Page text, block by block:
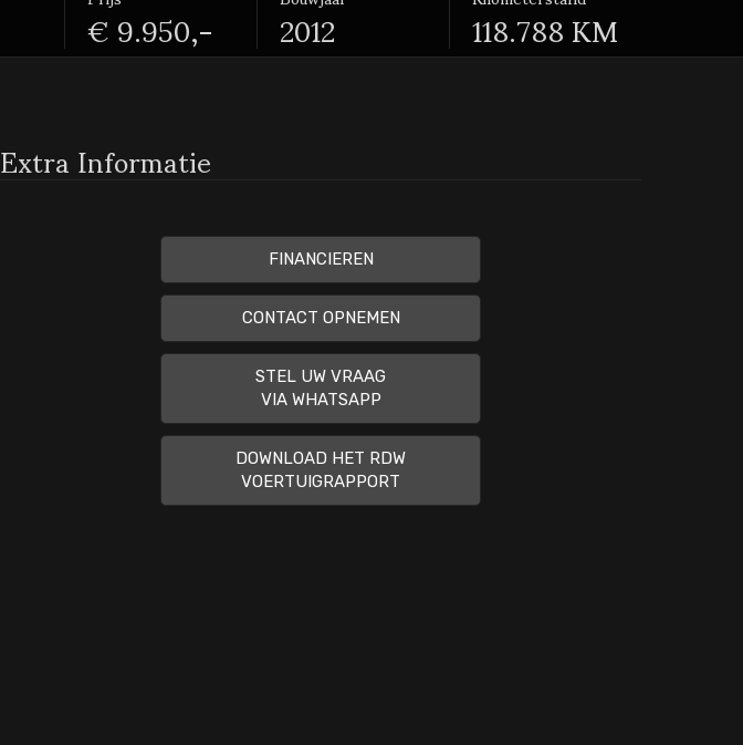
€ 9.950,- 2012 118.788 KM
Extra Informatie
FINANCIEREN
CONTACT OPNEMEN
STEL UW VRAAG
VIA WHATSAPP
DOWNLOAD HET RDW
VOERTUIGRAPPORT